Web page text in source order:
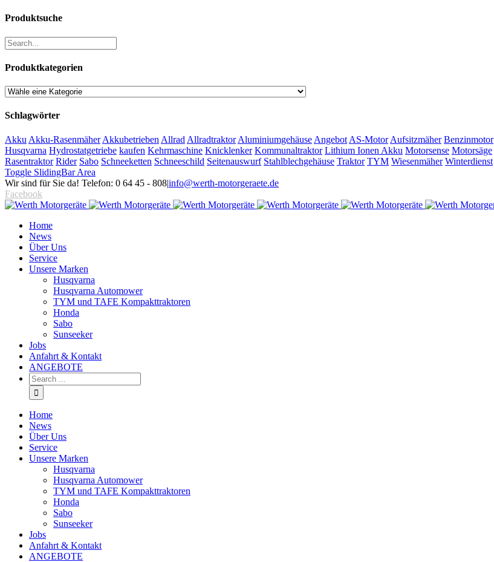
Produktsuche
Produktkategorien
Schlagwörter
Akku Akku-Rasenmäher Akkubetrieben Allrad Allradtraktor Aluminiumgehäuse Angebot AS-Motor Aufsitzmäher Benzinmotor
Husqvarna Hydrostatgetriebe kaufen Kehrmaschine Knicklenker Kommunaltraktor Lithium Ionen Akku Motorsense Motorsäge
Rasentraktor Rider Sabo Schneeketten Schneeschild Seitenauswurf Stahlblechgehäuse Traktor TYM Wiesenmäher Winterdienst
Toggle SlidingBar Area
Wir sind für Sie da! Telefon: 0 64 45 - 808|info@werth-motorgeraete.de
Facebook
Home
News
Über Uns
Service
Unsere Marken
Husqvarna
Husqvarna Automower
TYM und TAFE Kompakttraktoren
Honda
Sabo
Sunseeker
Jobs
Anfahrt & Kontakt
ANGEBOTE
Home
News
Über Uns
Service
Unsere Marken
Husqvarna
Husqvarna Automower
TYM und TAFE Kompakttraktoren
Honda
Sabo
Sunseeker
Jobs
Anfahrt & Kontakt
ANGEBOTE